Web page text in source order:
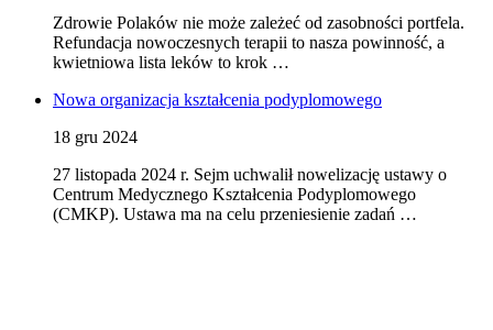
Zdrowie Polaków nie może zależeć od zasobności portfela.
Refundacja nowoczesnych terapii to nasza powinność, a
kwietniowa lista leków to krok …
Nowa organizacja kształcenia podyplomowego
18 gru 2024
27 listopada 2024 r. Sejm uchwalił nowelizację ustawy o
Centrum Medycznego Kształcenia Podyplomowego
(CMKP). Ustawa ma na celu przeniesienie zadań …